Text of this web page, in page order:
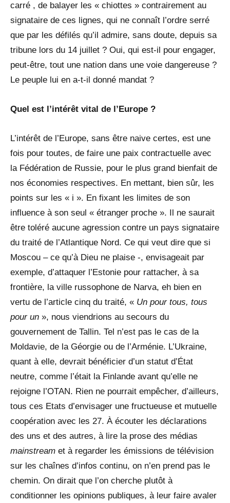
carré , de balayer les « chiottes » contrairement au
signataire de ces lignes, qui ne connaît l’ordre serré
que par les défilés qu’il admire, sans doute, depuis sa
tribune lors du 14 juillet ? Oui, qui est-il pour engager,
peut-être, tout une nation dans une voie dangereuse ?
Le peuple lui en a-t-il donné mandat ?
Quel est l’intérêt vital de l’Europe ?
L’intérêt de l’Europe, sans être naive certes, est une
fois pour toutes, de faire une paix contractuelle avec
la Fédération de Russie, pour le plus grand bienfait de
nos économies respectives. En mettant, bien sûr, les
points sur les « i ». En fixant les limites de son
influence à son seul « étranger proche ». Il ne saurait
être toléré aucune agression contre un pays signataire
du traité de l’Atlantique Nord. Ce qui veut dire que si
Moscou – ce qu’à Dieu ne plaise -, envisageait par
exemple, d’attaquer l’Estonie pour rattacher, à sa
frontière, la ville russophone de Narva, eh bien en
vertu de l’article cinq du traité, « Un pour tous, tous
pour un », nous viendrions au secours du
gouvernement de Tallin. Tel n’est pas le cas de la
Moldavie, de la Géorgie ou de l’Arménie. L’Ukraine,
quant à elle, devrait bénéficier d’un statut d’État
neutre, comme l’était la Finlande avant qu’elle ne
rejoigne l’OTAN. Rien ne pourrait empêcher, d’ailleurs,
tous ces Etats d’envisager une fructueuse et mutuelle
coopération avec les 27. À écouter les déclarations
des uns et des autres, à lire la prose des médias
mainstream et à regarder les émissions de télévision
sur les chaînes d’infos continu, on n’en prend pas le
chemin. On dirait que l’on cherche plutôt à
conditionner les opinions publiques, à leur faire avaler